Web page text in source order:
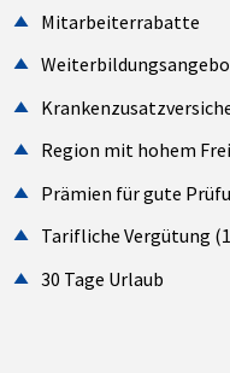
Mitarbeiterrabatte
Region mit hohem
Prämien für gute
Tarifliche Vergütung
30 Tage Urlaub